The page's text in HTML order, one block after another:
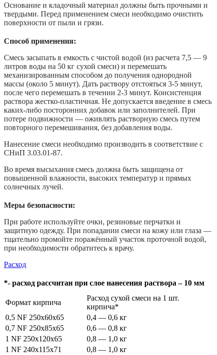
Основание и кладочный материал должны быть прочными и
твердыми. Перед применением смеси необходимо очистить
поверхности от пыли и грязи.
Способ применения:
Смесь засыпать в емкость с чистой водой (из расчета 7,5 — 9
литров воды на 50 кг сухой смеси) и перемешать
механизированным способом до получения однородной
массы (около 5 минут). Дать раствору отстояться 3-5 минут,
после чего перемешать в течении 2-3 минут. Консистенция
раствора жестко-пластичная. Не допускается введение в смесь
каких-либо посторонних добавок или заполнителей. При
потере подвижности — оживлять растворную смесь путем
повторного перемешивания, без добавления воды.
Нанесение смеси необходимо производить в соответствие с
СНиП 3.03.01-87.
Во время высыхания смесь должна быть защищена от
повышенной влажности, высоких температур и прямых
солнечных лучей.
Меры безопасности:
При работе используйте очки, резиновые перчатки и
защитную одежду. При попадании смеси на кожу или глаза —
тщательно промойте поражённый участок проточной водой,
при необходимости обратитесь к врачу.
Расход
*- расход рассчитан при слое нанесения раствора – 10 мм
Формат кирпича
Расход сухой смеси на 1 шт.
кирпича*
0,5 NF 250x60x65
0,4 — 0,6 кг
0,7 NF 250x85x65
0,6 — 0,8 кг
1 NF 250x120x65
0,8 — 1,0 кг
1 NF 240x115x71
0,8 — 1,0 кг